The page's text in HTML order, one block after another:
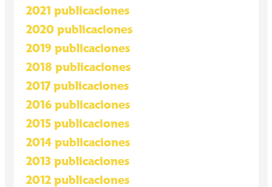
2021 publicaciones
2020 publicaciones
2019 publicaciones
2018 publicaciones
2017 publicaciones
2016 publicaciones
2015 publicaciones
2014 publicaciones
2013 publicaciones
2012 publicaciones